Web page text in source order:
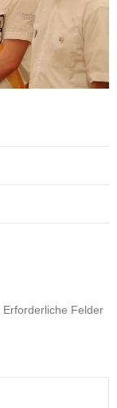
Erforderliche Felder